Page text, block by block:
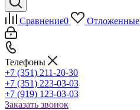
Сравнение0 Отложенные
Телефоны
+7 (351) 211-20-30
+7 (351) 223-03-03
+7 (919) 123-03-03
Заказать звонок